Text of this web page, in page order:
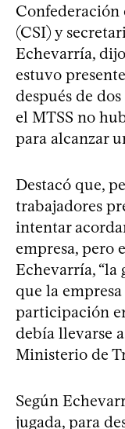
Confederación
(CSI) y
Echevarría,
estuvo
después de
el MTSS no
para alcanzar
Destacó que,
trabajadores
intentar
empresa, pero
Echevarría, “la
que la
participación
debía llevarse
Ministerio de
Según
jugada, para